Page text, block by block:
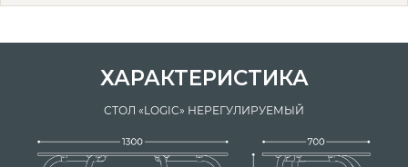
ХАРАКТЕРИСТИКА
СТОЛ «LOGIC» НЕРЕГУЛИРУЕМЫЙ